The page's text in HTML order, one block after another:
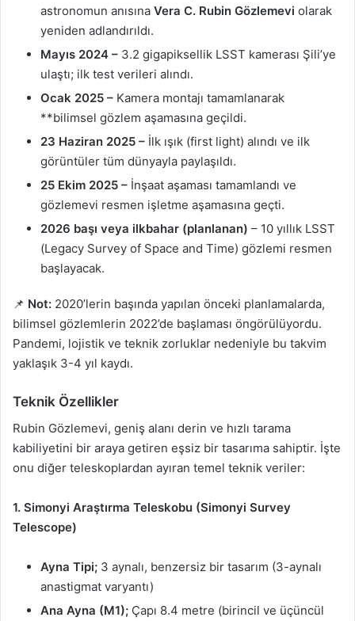
astronomun anısına Vera C. Rubin Gözlemevi olarak
yeniden adlandırıldı.
Mayıs 2024 – 3.2 gigapiksellik LSST kamerası Şili’ye
ulaştı; ilk test verileri alındı.
Ocak 2025 – Kamera montajı tamamlanarak
**bilimsel gözlem aşamasına geçildi.
23 Haziran 2025 – İlk ışık (first light) alındı ve ilk
görüntüler tüm dünyayla paylaşıldı.
25 Ekim 2025 – İnşaat aşaması tamamlandı ve
gözlemevi resmen işletme aşamasına geçti.
2026 başı veya ilkbahar (planlanan) – 10 yıllık LSST
(Legacy Survey of Space and Time) gözlemi resmen
başlayacak.
📌 Not: 2020’lerin başında yapılan önceki planlamalarda,
bilimsel gözlemlerin 2022’de başlaması öngörülüyordu.
Pandemi, lojistik ve teknik zorluklar nedeniyle bu takvim
yaklaşık 3-4 yıl kaydı.
Teknik Özellikler
Rubin Gözlemevi, geniş alanı derin ve hızlı tarama
kabiliyetini bir araya getiren eşsiz bir tasarıma sahiptir. İşte
onu diğer teleskoplardan ayıran temel teknik veriler:
1. Simonyi Araştırma Teleskobu (Simonyi Survey
Telescope)
Ayna Tipi; 3 aynalı, benzersiz bir tasarım (3-aynalı
anastigmat varyantı)
Ana Ayna (M1); Çapı 8.4 metre (birincil ve üçüncül